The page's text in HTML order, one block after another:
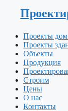
Проекты
Проекты
Объекты
Продукция
Строим
Цены
О нас
Контакты